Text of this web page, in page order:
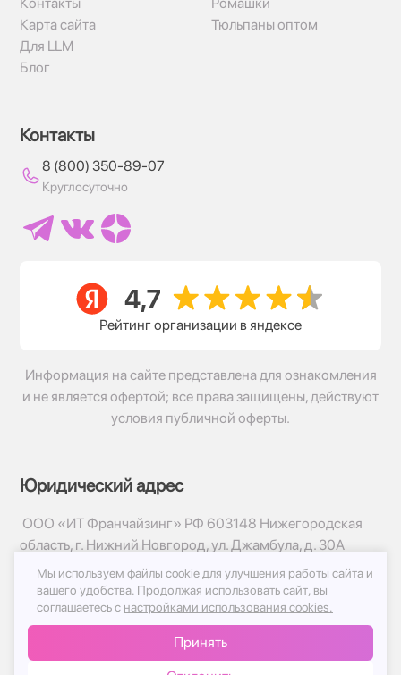
Карта сайта
Для LLM
Блог
Тюльпаны оптом
Контакты
8 (800) 350-89-07
Круглосуточно
Рейтинг организации в яндексе
Информация на сайте представлена для ознакомления
и не является офертой; все права защищены, действуют
условия публичной оферты.
Юридический адрес
ООО «ИТ Франчайзинг» РФ 603148 Нижегородская
область, г. Нижний Новгород, ул. Джамбула, д. 30А
© 2017-2026г, База Цветов 24.ру
Политика конфиденциальности
Публичная оферта
Мы используем файлы cookie для улучшения работы сайта и
вашего удобства. Продолжая использовать сайт, вы
соглашаетесь с настройками использования cookies.
Принять